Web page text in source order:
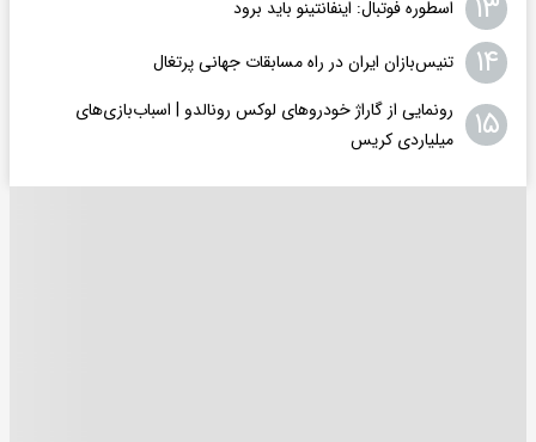
اسطوره فوتبال: اینفانتینو باید برود
۱۴ تنیس‌بازان ایران در راه مسابقات جهانی پرتغال
۱۵
رونمایی از گاراژ خودروهای لوکس رونالدو | اسباب‌‌بازی‌های
میلیاردی کریس